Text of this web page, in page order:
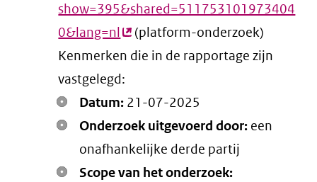
show=395&shared=511753101973404
0&lang=nl(externe
link)
(platform-onderzoek)
Kenmerken die in de rapportage zijn
vastgelegd:
Datum: 21-07-2025
Onderzoek uitgevoerd door: een
onafhankelijke derde partij
Scope van het onderzoek: